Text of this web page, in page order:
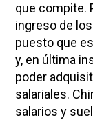
que compite.
ingreso de
puesto que
y, en última
poder
salariales.
salarios y